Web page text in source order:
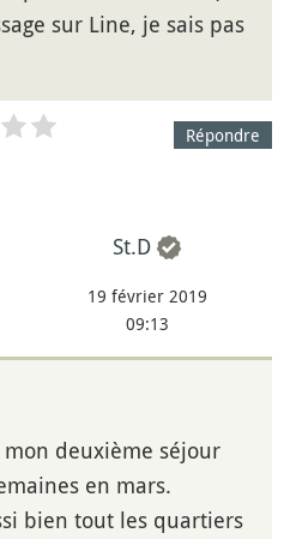
sur Line, je sais pas
Répondre
St.D
19 février 2019
09:13
mon deuxième séjour
en mars.
bien tout les quartiers